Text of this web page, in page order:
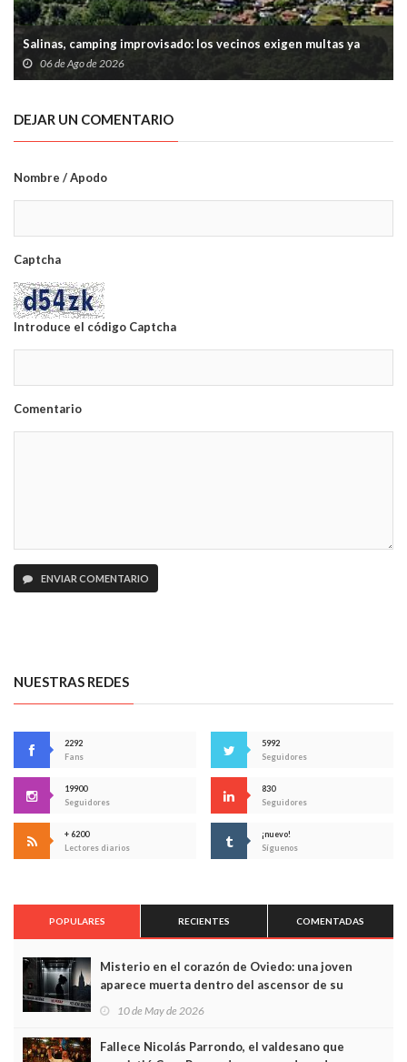
Salinas, camping improvisado: los vecinos exigen multas ya
06 de Ago de 2026
DEJAR UN COMENTARIO
Nombre / Apodo
Captcha
Introduce el código Captcha
Comentario
ENVIAR COMENTARIO
NUESTRAS REDES
2292
Fans
5992
Seguidores
19900
Seguidores
830
Seguidores
+ 6200
Lectores diarios
¡nuevo!
Síguenos
POPULARES RECIENTES COMENTADAS
Misterio en el corazón de Oviedo: una joven
aparece muerta dentro del ascensor de su
edificio y las cámaras captan sus últimos minutos
10 de May de 2026
Fallece Nicolás Parrondo, el valdesano que